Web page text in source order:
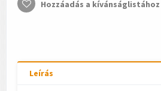
Hozzáadás a kívánságlistához
Leírás